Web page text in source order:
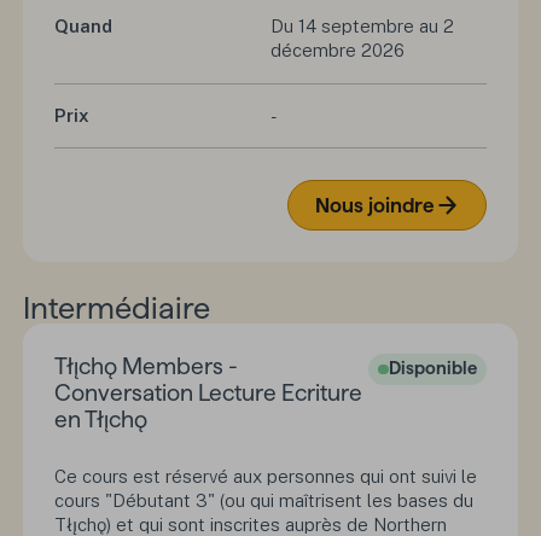
Quand
Du 14 septembre au 2
décembre 2026
Prix -
Nous joindre
Intermédiaire
Tłı̨chǫ Members -
Conversation Lecture Ecriture
en Tłı̨chǫ
Disponible
Ce cours est réservé aux personnes qui ont suivi le
cours "Débutant 3" (ou qui maîtrisent les bases du
Tłı̨chǫ) et qui sont inscrites auprès de Northern